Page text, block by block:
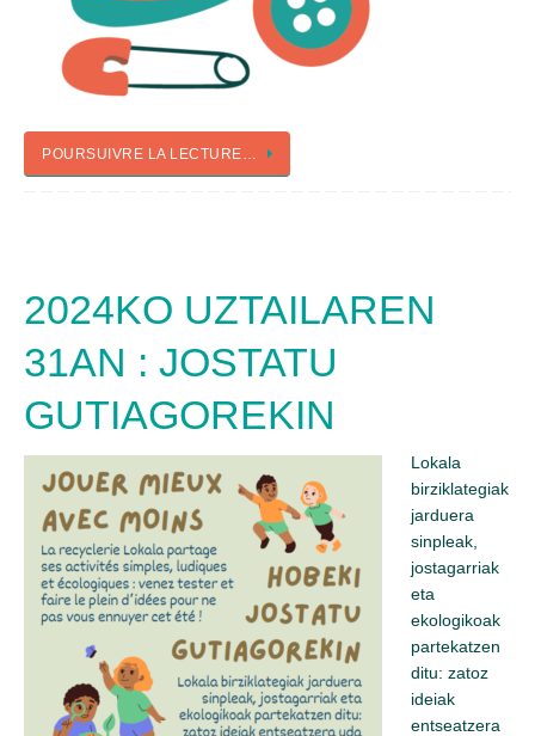
POURSUIVRE LA LECTURE…
2024KO UZTAILAREN
31AN : JOSTATU
GUTIAGOREKIN
Lokala
birziklategiak
jarduera
sinpleak,
jostagarriak
eta
ekologikoak
partekatzen
ditu: zatoz
ideiak
entseatzera